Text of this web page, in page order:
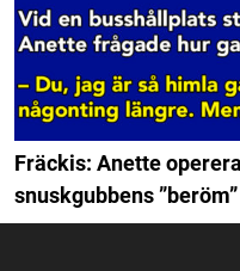
Fräckis: Anette
snuskgubbens